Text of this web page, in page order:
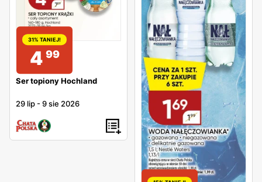
31% TANIEJ!
4 99
Ser topiony Hochland
29 lip -9 sie 2026